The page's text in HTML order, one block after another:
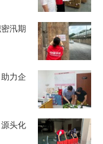
汛期
力企
头化